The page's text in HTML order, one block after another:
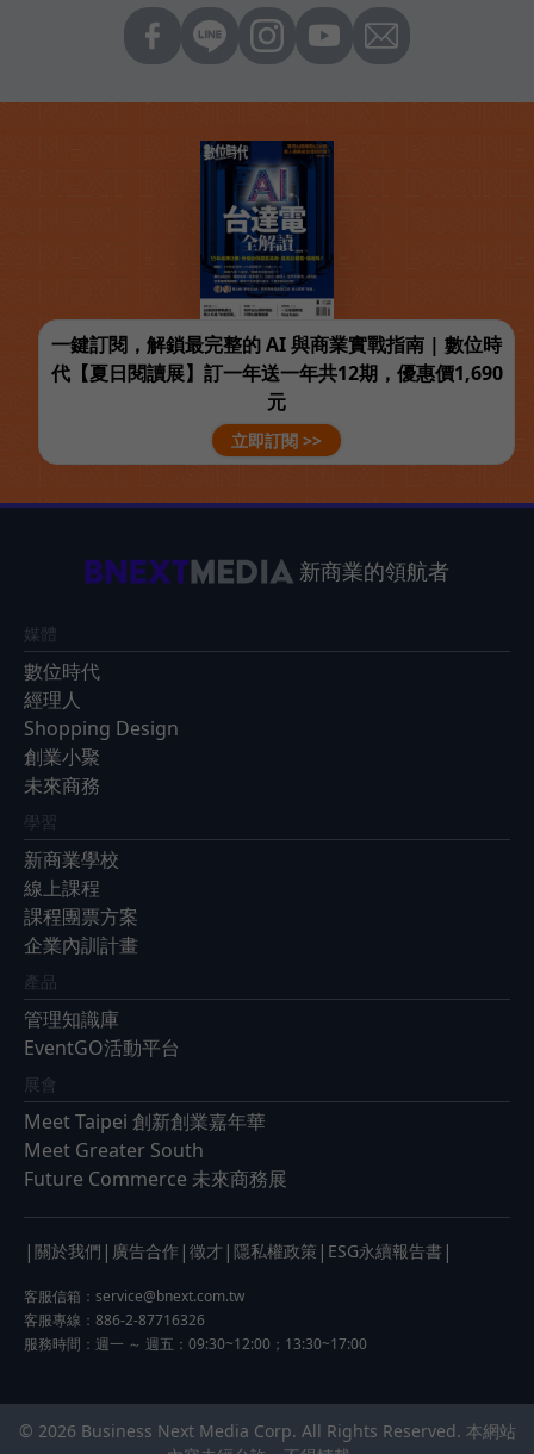
一鍵訂閱，解鎖最完整的 AI 與商業實戰指南 | 數位時
代【夏日閱讀展】訂一年送一年共12期，優惠價1,690
元
立即訂閱 >>
新商業的領航者
媒體
數位時代
經理人
Shopping Design
創業小聚
未來商務
學習
新商業學校
線上課程
課程團票方案
企業內訓計畫
產品
管理知識庫
EventGO活動平台
展會
Meet Taipei 創新創業嘉年華
Meet Greater South
Future Commerce 未來商務展
| 關於我們 | 廣告合作 | 徵才 | 隱私權政策 | ESG永續報告書 |
客服信箱： service@bnext.com.tw
客服專線：886-2-87716326
服務時間：週一 ～ 週五：09:30~12:00；13:30~17:00
© 2026 Business Next Media Corp. All Rights Reserved. 本網站